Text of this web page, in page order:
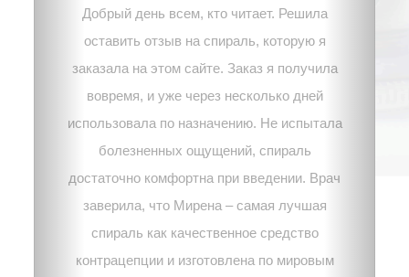
Добрый день всем, кто читает. Решила
оставить отзыв на спираль, которую я
заказала на этом сайте. Заказ я получила
вовремя, и уже через несколько дней
использовала по назначению. Не испытала
болезненных ощущений, спираль
достаточно комфортна при введении. Врач
заверила, что Мирена – самая лучшая
спираль как качественное средство
контрацепции и изготовлена по мировым